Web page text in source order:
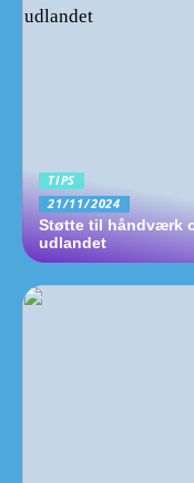
TIPS
21/11/2024
Støtte til håndværk
udlandet